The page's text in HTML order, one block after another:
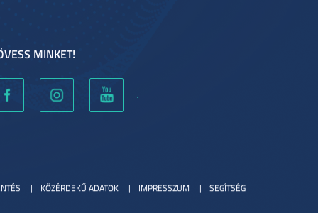
MINKET!
KÖZÉRDEKŰ ADATOK IMPRESSZUM SEGÍTSÉG